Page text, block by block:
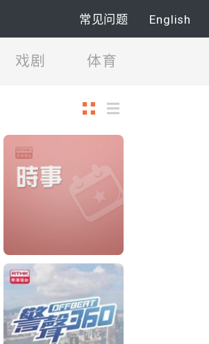
常见问题 English
戏剧 体育